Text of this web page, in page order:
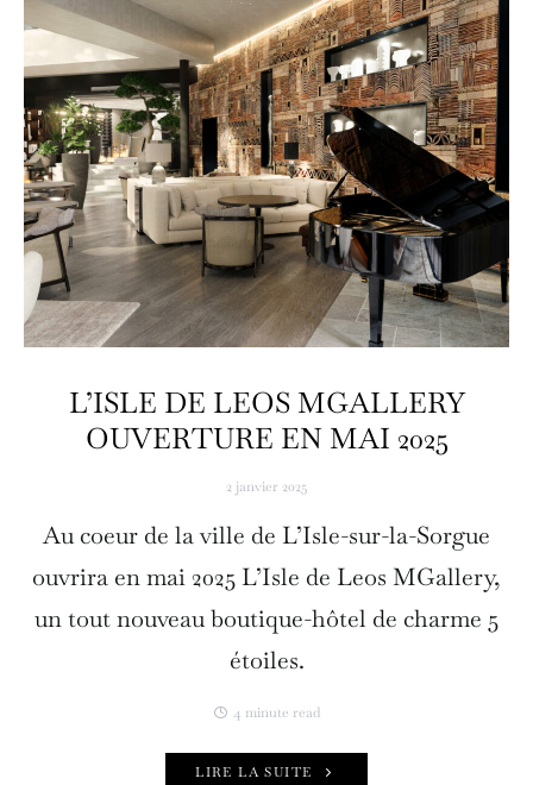
L’ISLE DE LEOS MGALLERY
OUVERTURE EN MAI 2025
2 janvier 2025
Au coeur de la ville de L’Isle-sur-la-Sorgue
ouvrira en mai 2025 L’Isle de Leos MGallery,
un tout nouveau boutique-hôtel de charme 5
étoiles.
4 minute read
LIRE LA SUITE